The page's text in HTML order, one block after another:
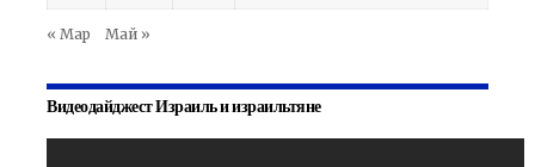
« Мар Май »
Видеодайджест Израиль и израильтяне